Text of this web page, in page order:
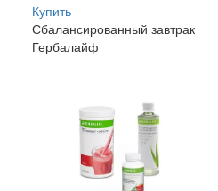
Купить
Сбалансированный завтрак
Гербалайф